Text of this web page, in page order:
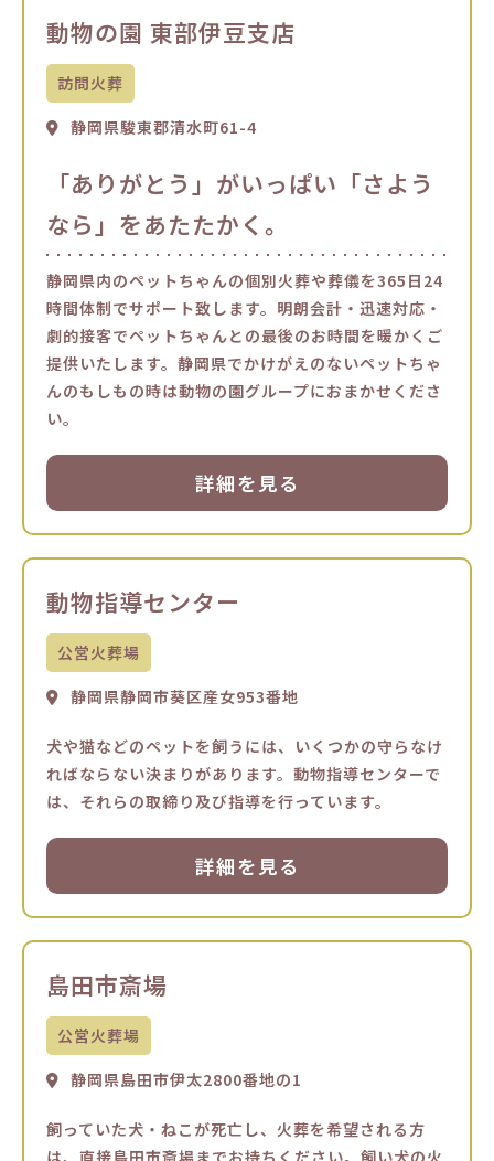
動物の園 東部伊豆支店
訪問火葬
静岡県駿東郡清水町61-4
「ありがとう」がいっぱい「さよう
なら」をあたたかく。
静岡県内のペットちゃんの個別火葬や葬儀を365日24
時間体制でサポート致します。明朗会計・迅速対応・
劇的接客でペットちゃんとの最後のお時間を暖かくご
提供いたします。静岡県でかけがえのないペットちゃ
んのもしもの時は動物の園グループにおまかせくださ
い。
詳細を見る
動物指導センター
公営火葬場
静岡県静岡市葵区産女953番地
犬や猫などのペットを飼うには、いくつかの守らなけ
ればならない決まりがあります。動物指導センターで
は、それらの取締り及び指導を行っています。
詳細を見る
島田市斎場
公営火葬場
静岡県島田市伊太2800番地の1
飼っていた犬・ねこが死亡し、火葬を希望される方